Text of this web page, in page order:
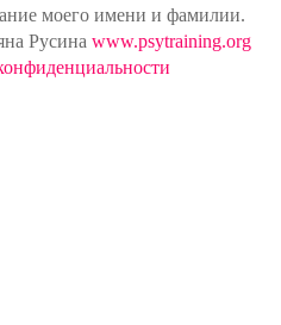
моего имени и фамилии.
Русина www.psytraining.org